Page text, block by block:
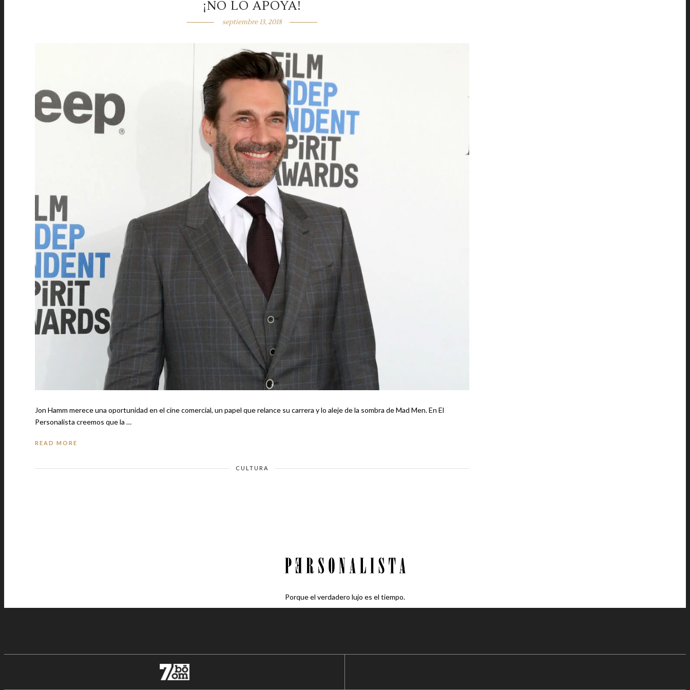
¡NO LO APOYA!
septiembre 13, 2018
Jon Hamm merece una oportunidad en el cine comercial, un papel que relance su carrera y lo aleje de la sombra de Mad Men. En El
Personalista creemos que la …
READ MORE
CULTURA
Porque el verdadero lujo es el tiempo.